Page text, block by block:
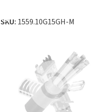
SKU: 1559.10G15GH-M